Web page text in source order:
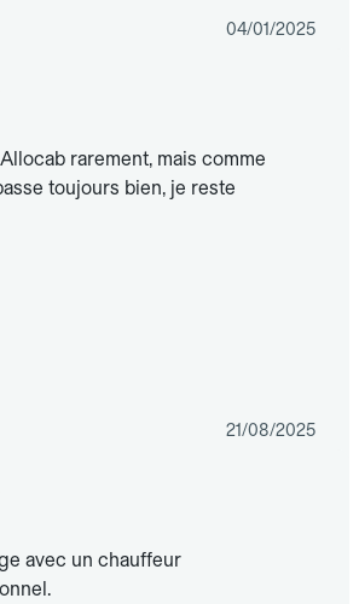
04/01/2025
rarement, mais comme
toujours bien, je reste
21/08/2025
avec un chauffeur